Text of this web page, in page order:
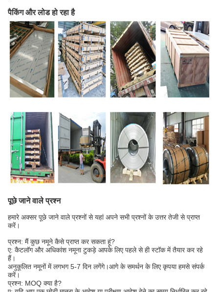
पैकिंग और लोड हो रहा है
पूछे जाने वाले प्रश्न
हमारे अक्सर पूछे जाने वाले प्रश्नों से यहां अपने सभी प्रश्नों के उत्तर तेजी से प्राप्त
करें।
प्रश्न: मैं कुछ नमूने कैसे प्राप्त कर सकता हूं?
ए: कैटलॉग और अधिकांश नमूना टुकड़े आपके लिए पहले से ही स्टॉक में तैयार कर रहे
हैं।
अनुकूलित नमूनों में लगभग 5-7 दिन लगेंगे।आगे के समर्थन के लिए कृपया हमसे संपर्क
करें।
प्रश्न: MOQ क्या है?